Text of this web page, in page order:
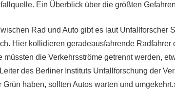
Ein Überblick über die größten
Rad und Auto gibt es laut Unfallforscher
Hier kollidieren geradeausfahrende Radfahrer
die Verkehrsströme getrennt werden,
des Berliner Instituts Unfallforschung der
haben, sollten Autos warten und